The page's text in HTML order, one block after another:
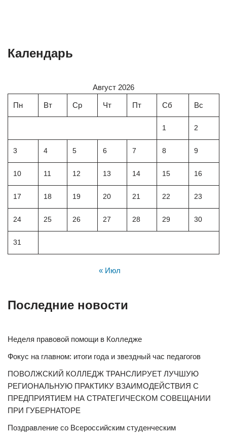
Календарь
Август 2026
Пн Вт Ср Чт Пт Сб Вс
1 2
3 4 5 6 7 8 9
10 11 12 13 14 15 16
17 18 19 20 21 22 23
24 25 26 27 28 29 30
31
« Июл
Последние новости
Неделя правовой помощи в Колледже
Фокус на главном: итоги года и звездный час педагогов
ПОВОЛЖСКИЙ КОЛЛЕДЖ ТРАНСЛИРУЕТ ЛУЧШУЮ
РЕГИОНАЛЬНУЮ ПРАКТИКУ ВЗАИМОДЕЙСТВИЯ С
ПРЕДПРИЯТИЕМ НА СТРАТЕГИЧЕСКОМ СОВЕЩАНИИ
ПРИ ГУБЕРНАТОРЕ
Поздравление со Всероссийским студенческим